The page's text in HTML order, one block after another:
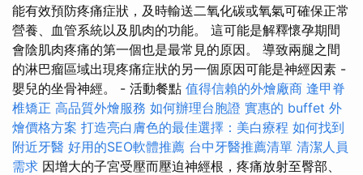
能有效預防疼痛症狀，及時輸送二氧化碳或氧氣可確保正常
營養、血管系統以及肌肉的功能。 這可能是解釋懷孕期間
會陰肌肉疼痛的第一個也是最常見的原因。 導致兩腿之間
的淋巴瘤區域出現疼痛症狀的另一個原因可能是神經因素 -
嬰兒的坐骨神經。 - 活動餐點 值得信賴的外燴廠商 逢甲脊
椎矯正 高品質外燴服務 如何辦理台胞證 實惠的 buffet 外
燴價格方案 打造亮白膚色的最佳選擇：美白療程 如何找到
附近牙醫 好用的SEO軟體推薦 台中牙醫推薦清單 清潔人員
需求 因增大的子宮受壓而壓迫神經根，疼痛放射至臀部、